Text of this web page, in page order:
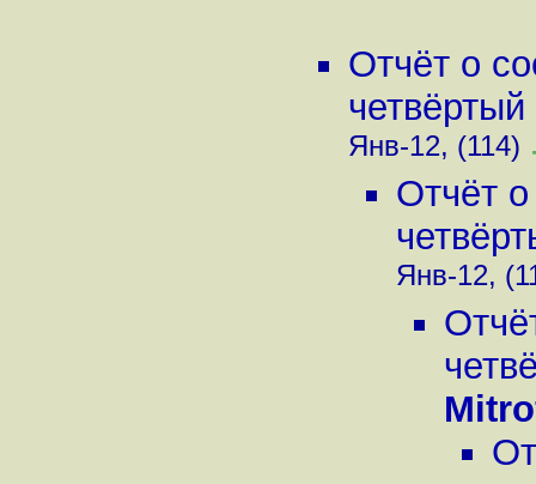
Отчёт о
Янв-12, (114)
Отчёт
Янв-12,